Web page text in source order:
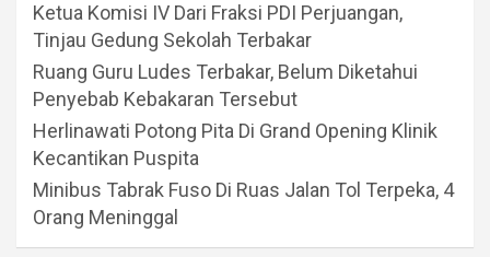
Ketua Komisi IV Dari Fraksi PDI Perjuangan,
Tinjau Gedung Sekolah Terbakar
Ruang Guru Ludes Terbakar, Belum Diketahui
Penyebab Kebakaran Tersebut
Herlinawati Potong Pita Di Grand Opening Klinik
Kecantikan Puspita
Minibus Tabrak Fuso Di Ruas Jalan Tol Terpeka, 4
Orang Meninggal